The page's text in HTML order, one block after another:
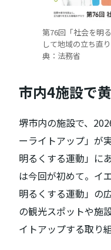
第76回「社会を明
して地域の立ち直
典：法務省
市内4施設で
堺市内の施設で、
ーライトアップ」が
明るくする運動」に
は今回が初めて。イ
明るくする運動」の
の観光スポットや施
イトアップする取り